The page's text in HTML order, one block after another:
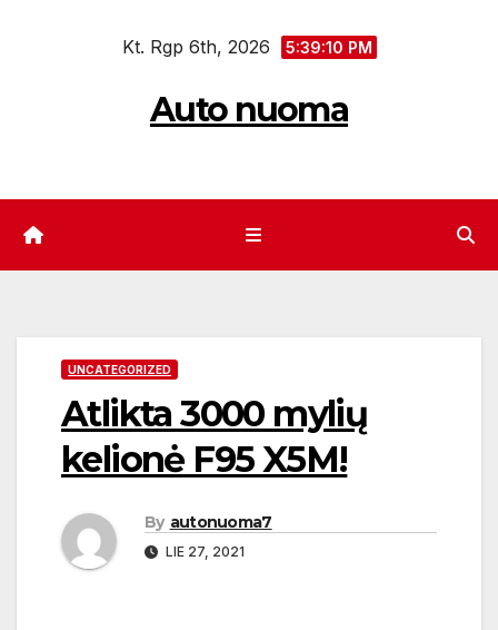
Kt. Rgp 6th, 2026 5:39:10 PM
Auto nuoma
UNCATEGORIZED
Atlikta 3000 mylių
kelionė F95 X5M!
By autonuoma7
LIE 27, 2021